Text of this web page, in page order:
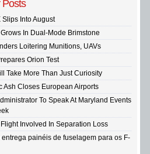
Posts
Slips Into August
Grows In Dual-Mode Brimstone
Loitering Munitions, UAVs
Orion Test
Take More Than Just Curiosity
Ash Closes European Airports
To Speak At Maryland Events
Involved In Separation Loss
entrega painéis de fuselagem para os F-